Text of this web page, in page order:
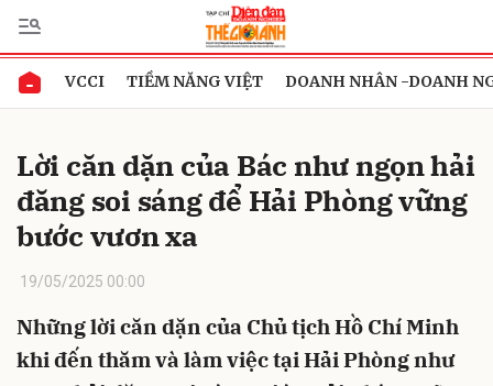
VCCI TIỀM NĂNG VIỆT DOANH NHÂN -DOANH
Lời căn dặn của Bác như ngọn hải
đăng soi sáng để Hải Phòng vững
bước vươn xa
19/05/2025 00:00
Những lời căn dặn của Chủ tịch Hồ Chí Minh
khi đến thăm và làm việc tại Hải Phòng như
Gửi bình luận
Hủy Gửi